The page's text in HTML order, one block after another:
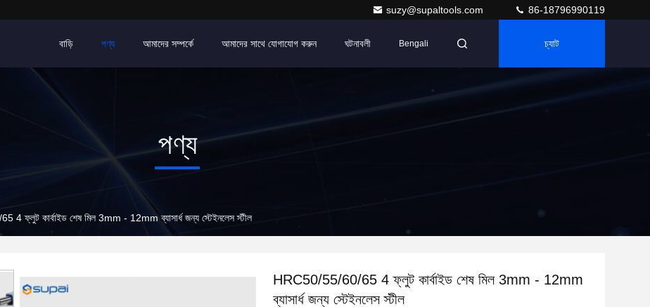
suzy@supaltools.com 86-18796990119
বাড়ি পণ্য আমাদের সম্পর্কে আমাদের সাথে যোগাযোগ করুন ঘটনাবলী Bengali চ্যাট
পণ্য
4 ফ্লুট কার্বাইড শেষ মিল 3mm - 12mm ব্যাসার্ধ জন্য স্টেইনলেস স্টীল
HRC50/55/60/65 4 ফ্লুট কার্বাইড শেষ মিল 3mm - 12mm
ব্যাসার্ধ জন্য স্টেইনলেস স্টীল